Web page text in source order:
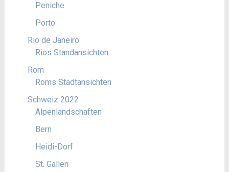
Peniche
Porto
Rio de Janeiro
Rios Standansichten
Rom
Roms Stadtansichten
Schweiz 2022
Alpenlandschaften
Bern
Heidi-Dorf
St. Gallen